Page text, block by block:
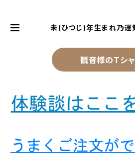
未(ひつじ)年生まれ乃運
観音様のTシ